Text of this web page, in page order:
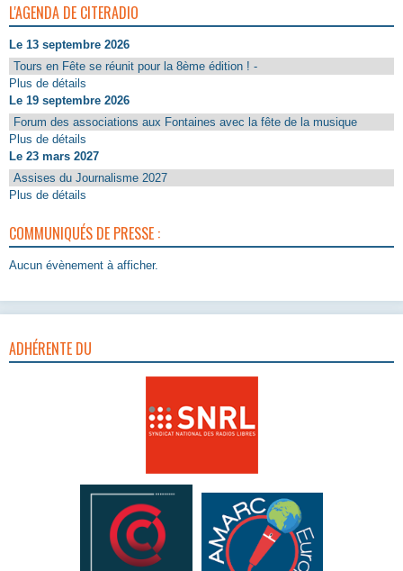
L'AGENDA DE CITERADIO
Le 13 septembre 2026
Tours en Fête se réunit pour la 8ème édition ! -
Plus de détails
Le 19 septembre 2026
Forum des associations aux Fontaines avec la fête de la musique
Plus de détails
Le 23 mars 2027
Assises du Journalisme 2027
Plus de détails
COMMUNIQUÉS DE PRESSE :
Aucun évènement à afficher.
ADHÉRENTE DU